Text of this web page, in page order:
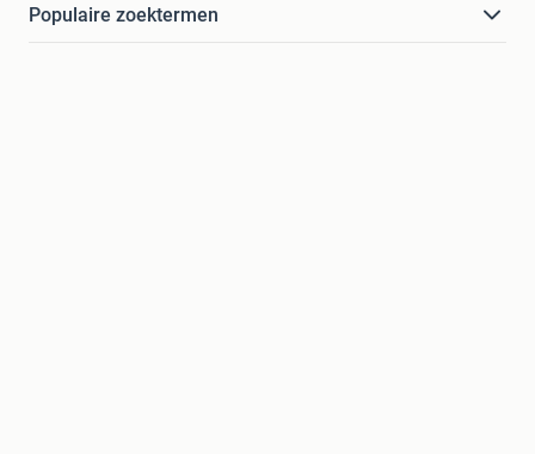
Populaire zoektermen